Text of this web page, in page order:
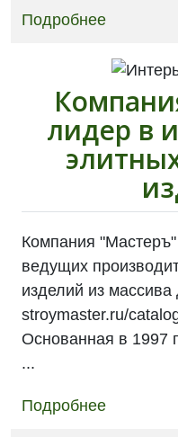
Подробнее
лидер в
Компания
ведущих
изделий из
stroymaster.ru/
Основанная в 1997
...
Подробнее